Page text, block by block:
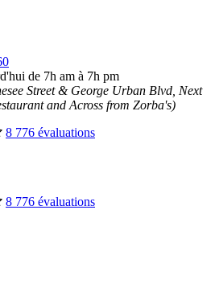
de 7h am à 7h pm
Street & George Urban Blvd, Next
and Across from Zorba's)
8 776 évaluations
8 776 évaluations